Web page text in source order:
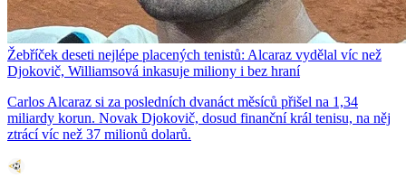
Žebříček deseti nejlépe placených tenistů: Alcaraz vydělal víc než
Djokovič, Williamsová inkasuje miliony i bez hraní
Carlos Alcaraz si za posledních dvanáct měsíců přišel na 1,34
miliardy korun. Novak Djokovič, dosud finanční král tenisu, na něj
ztrácí víc než 37 milionů dolarů.